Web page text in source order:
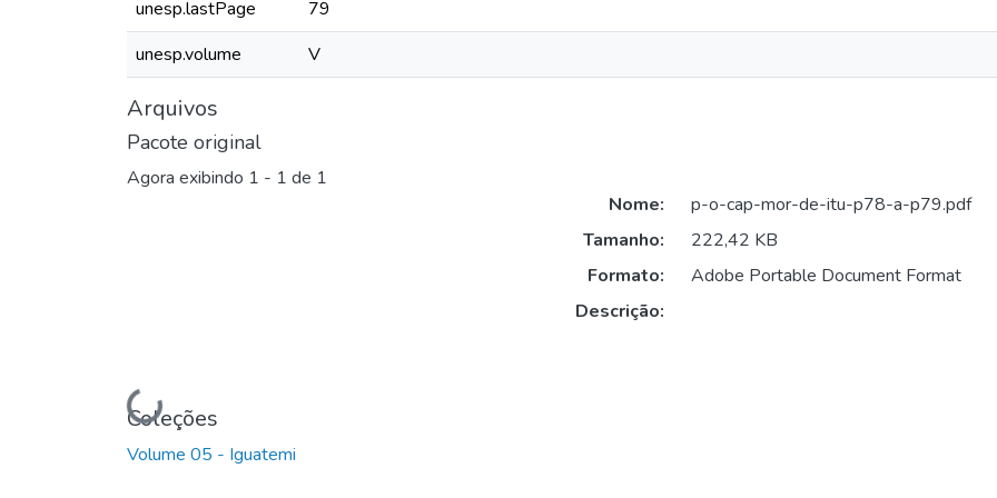
unesp.lastPage
79
unesp.volume
V
Arquivos
Pacote original
Agora exibindo 1 - 1 de 1
Carregando...
Nome:
p-o-cap-mor-de-itu-p78-a-p79.pdf
Tamanho:
222,42 KB
Formato:
Adobe Portable Document Format
Descrição:
Coleções
Volume 05 - Iguatemi